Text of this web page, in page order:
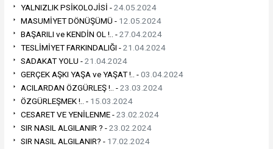
YALNIZLIK PSİKOLOJİSİ -24.05.2024
MASUMİYET DÖNÜŞÜMÜ - 12.05.2024
BAŞARILI ve KENDİN OL !.. -27.04.2024
TESLİMİYET FARKINDALIĞI -21.04.2024
SADAKAT YOLU -21.04.2024
GERÇEK AŞKI YAŞA ve YAŞAT !.. -03.04.2024
ACILARDAN ÖZGÜRLEŞ !.. -23.03.2024
ÖZGÜRLEŞMEK !.. - 15.03.2024
CESARET VE YENİLENME -23.02.2024
SIR NASIL ALGILANIR ? -23.02.2024
SIR NASIL ALGILANIR? - 17.02.2024